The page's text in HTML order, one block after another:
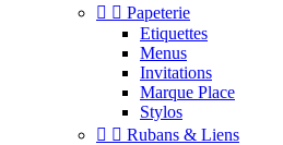
  Papeterie
Etiquettes
Menus
Invitations
Marque Place
Stylos
  Rubans & Liens